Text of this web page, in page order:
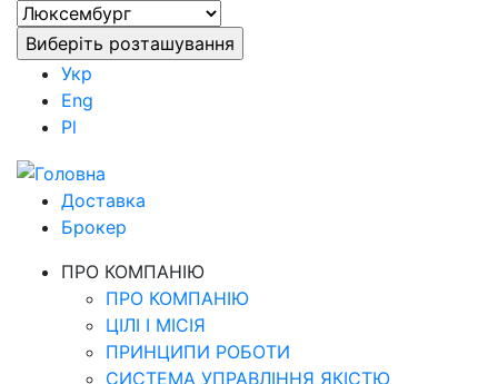
Укр
Eng
Pl
Доставка
Брокер
ПРО КОМПАНІЮ
ПРО КОМПАНІЮ
ЦІЛІ І МІСІЯ
ПРИНЦИПИ РОБОТИ
СИСТЕМА УПРАВЛІННЯ ЯКІСТЮ